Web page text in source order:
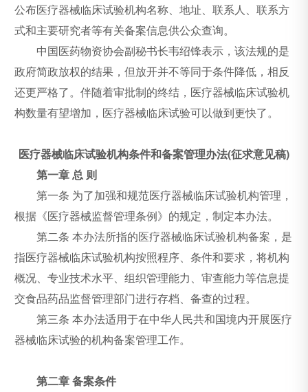
公布医疗器械临床试验机构名称、地址、联系人、联系方
式和主要研究者等有关备案信息供公众查询。
中国医药物资协会副秘书长韦绍锋表示，该法规的是
政府简政放权的结果，但放开并不等同于条件降低，相反
还更严格了。伴随着审批制的终结，医疗器械临床试验机
构数量有望增加，医疗器械临床试验可以做到更快了。
医疗器械临床试验机构条件和备案管理办法(征求意见稿)
第一章 总 则
第一条 为了加强和规范医疗器械临床试验机构管理，
根据《医疗器械监督管理条例》的规定，制定本办法。
第二条 本办法所指的医疗器械临床试验机构备案，是
指医疗器械临床试验机构按照程序、条件和要求，将机构
概况、专业技术水平、组织管理能力、审查能力等信息提
交食品药品监督管理部门进行存档、备查的过程。
第三条 本办法适用于在中华人民共和国境内开展医疗
器械临床试验的机构备案管理工作。
第二章 备案条件